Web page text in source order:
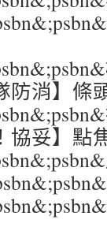
防消】條
協妥】點